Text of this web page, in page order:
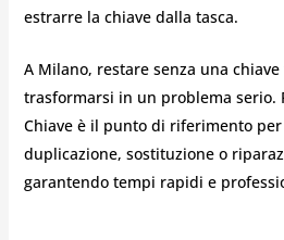
estrarre la chiave dalla tasca.
A Milano, restare senza una
trasformarsi in un problema serio.
Chiave è il punto di riferimento
duplicazione, sostituzione o
garantendo tempi rapidi e